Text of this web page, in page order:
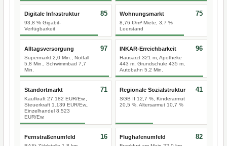
Digitale Infrastruktur
93,8 % Gigabit-
Verfügbarkeit
85 Wohnungsmarkt
8,76 €/m² Miete, 3,7 %
Leerstand
75
Alltagsversorgung
Supermarkt 2,0 Min., Notfall
5,8 Min., Schwimmbad 7,7
Min.
97 INKAR-Erreichbarkeit
Hausarzt 321 m, Apotheke
443 m, Grundschule 435 m,
Autobahn 5,2 Min.
96
Standortmarkt
Kaufkraft 27.182 EUR/Ew.,
Steuerkraft 1.139 EUR/Ew.,
Einzelhandel 8.523
EUR/Ew.
71 Regionale Sozialstruktur
SGB II 12,7 %, Kinderarmut
20,5 %, Altersarmut 10,7 %
41
Fernstraßenumfeld 16 Flughafenumfeld 82